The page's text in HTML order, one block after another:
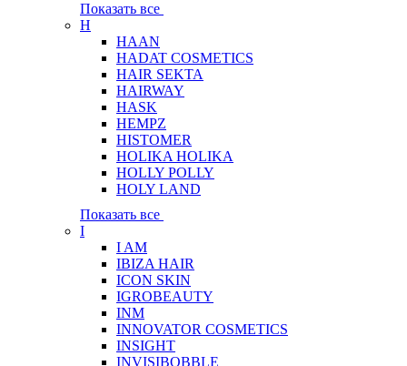
Показать все
H
HAAN
HADAT COSMETICS
HAIR SEKTA
HAIRWAY
HASK
HEMPZ
HISTOMER
HOLIKA HOLIKA
HOLLY POLLY
HOLY LAND
Показать все
I
I AM
IBIZA HAIR
ICON SKIN
IGROBEAUTY
INM
INNOVATOR COSMETICS
INSIGHT
INVISIBOBBLE